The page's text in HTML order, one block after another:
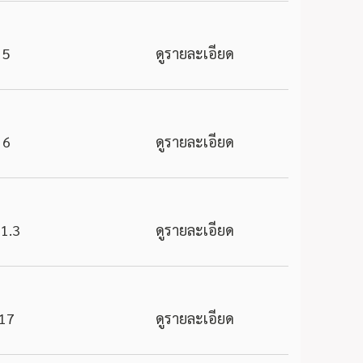
5 ดูรายละเอียด
6 ดูรายละเอียด
ดูรายละเอียด
ดูรายละเอียด